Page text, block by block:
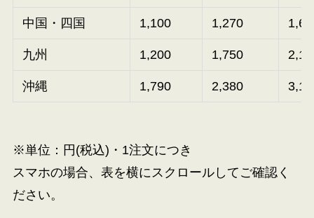
中国・四国 1,100 1,270
九州 1,200 1,750
沖縄 1,790 2,380
※単位：円(税込)・1注文につき
スマホの場合、表を横にスクロールしてご確認く
ださい。